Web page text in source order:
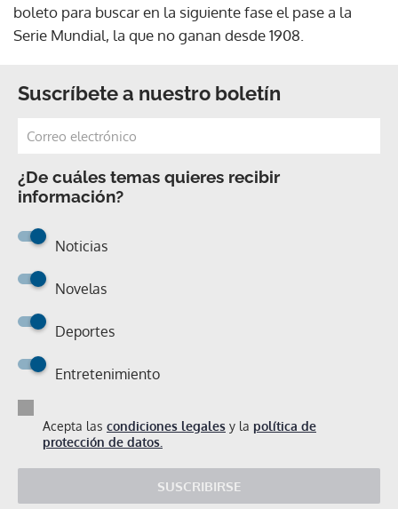
boleto para buscar en la siguiente fase el pase a la
Serie Mundial, la que no ganan desde 1908.
Suscríbete a nuestro boletín
¿De cuáles temas quieres recibir
información?
Noticias
Novelas
Deportes
Entretenimiento
Acepta las condiciones legales y la política de
protección de datos.
SUSCRIBIRSE